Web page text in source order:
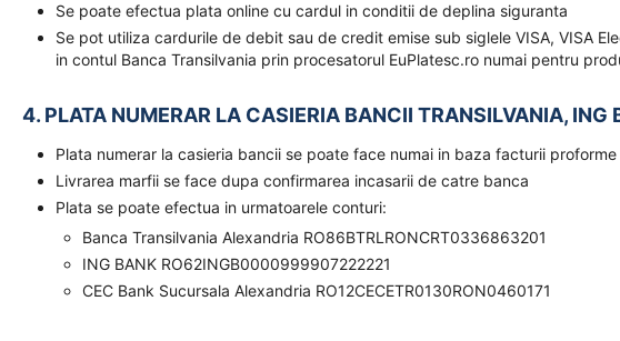
Se poate efectua plata online cu cardul in conditii de deplina siguranta
Se pot utiliza cardurile de debit sau de credit emise sub siglele VISA, VISA
in contul Banca Transilvania prin procesatorul EuPlatesc.ro numai pentru
4. PLATA NUMERAR LA CASIERIA BANCII TRANSILVANIA,
Plata numerar la casieria bancii se poate face numai in baza facturii proforme
Livrarea marfii se face dupa confirmarea incasarii de catre banca
Plata se poate efectua in urmatoarele conturi:
Banca Transilvania Alexandria RO86BTRLRONCRT0336863201
ING BANK RO62INGB0000999907222221
CEC Bank Sucursala Alexandria RO12CECETR0130RON0460171